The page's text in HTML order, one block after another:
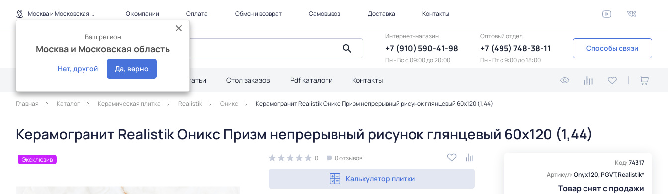
Москва и Московская область
Ваш регион
Москва и Московская область
Нет, другой Да, верно
О компании Оплата Обмен и возврат Самовывоз Доставка Контакты
Интернет-магазин
+7 (910) 590-41-98
Пн - Вс с 09:00 до 20:00
Оптовый отдел
+7 (495) 748-38-11
Пн - Пт c 9:00 до 18:00
Способы связи
Дилерам Акции Статьи Стол заказов Pdf каталоги Контакты
Главная Каталог Керамическая плитка Realistik Оникс Керамогранит Realistik Оникс Призм непрерывный рисунок глянцевый 60x120 (1,44)
Керамогранит Realistik Оникс Призм непрерывный рисунок глянцевый 60x120 (1,44)
Эксклюзив 0 0 отзывов
Калькулятор плитки
Код:74317
Артикул:Onyx120, PGVT,Realistik*
Товар снят с продажи